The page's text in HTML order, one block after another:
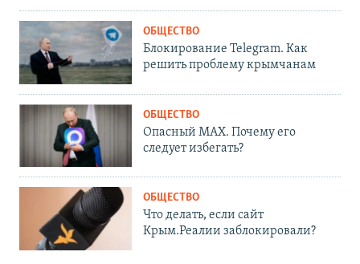
ОБЩЕСТВО
Блокирование Telegram. Как
решить проблему крымчанам
ОБЩЕСТВО
Опасный MAX. Почему его
следует избегать?
ОБЩЕСТВО
Что делать, если сайт
Крым.Реалии заблокировали?